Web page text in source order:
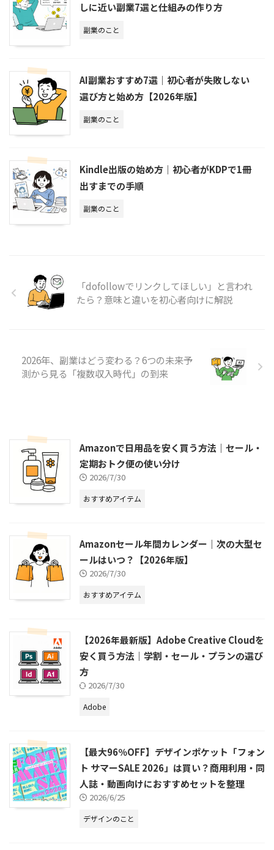
しに近い副業7選と仕組みの作り方
副業のこと
AI副業おすすめ7選｜初心者が失敗しない
選び方と始め方【2026年版】
副業のこと
Kindle出版の始め方｜初心者がKDPで1冊
出すまでの手順
副業のこと
「dofollowでリンクしてほしい」と言われ
たら？意味と違いを初心者向けに解説
2026年、副業はどう変わる？6つの未来予
測から見る「複数収入時代」の到来
Amazonで日用品を安く買う方法｜セール・
定期おトク便の使い分け
2026/7/30
おすすめアイテム
Amazonセール年間カレンダー｜次の大型セ
ールはいつ？【2026年版】
2026/7/30
おすすめアイテム
【2026年最新版】Adobe Creative Cloudを
安く買う方法｜学割・セール・プランの選び
方
2026/7/30
Adobe
【最大96％OFF】デザインポケット「フォン
ト サマーSALE 2026」は買い？商用利用・同
人誌・動画向けにおすすめセットを整理
2026/6/25
デザインのこと